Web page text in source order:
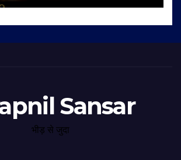
Sansar
भीड़ से जुदा